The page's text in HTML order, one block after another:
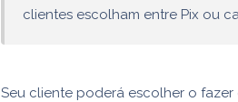
clientes escolham entre Pix ou
Seu cliente poderá escolher o